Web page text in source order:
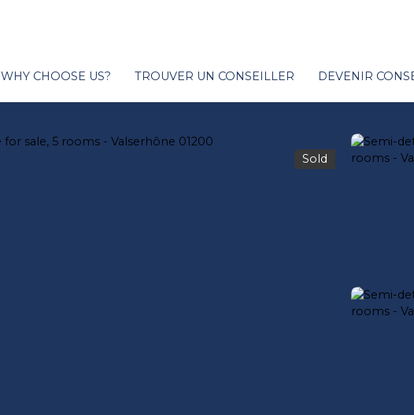
WHY CHOOSE US? TROUVER UN CONSEILLER DEVENIR
Sold